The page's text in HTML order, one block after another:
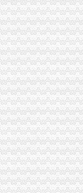
件评查会
练培训工作
以训促练见成效
政策实施办法
应用考核验收
构检查
孚局一般纳税人注册流程长
保“峰会”期间安全稳定
间安全稳定工作
册流程公益广告画面
司条件期间社会稳定
察我局一般纳税人认定标准
管
税人认定标准场监管
开展岗位大练活动